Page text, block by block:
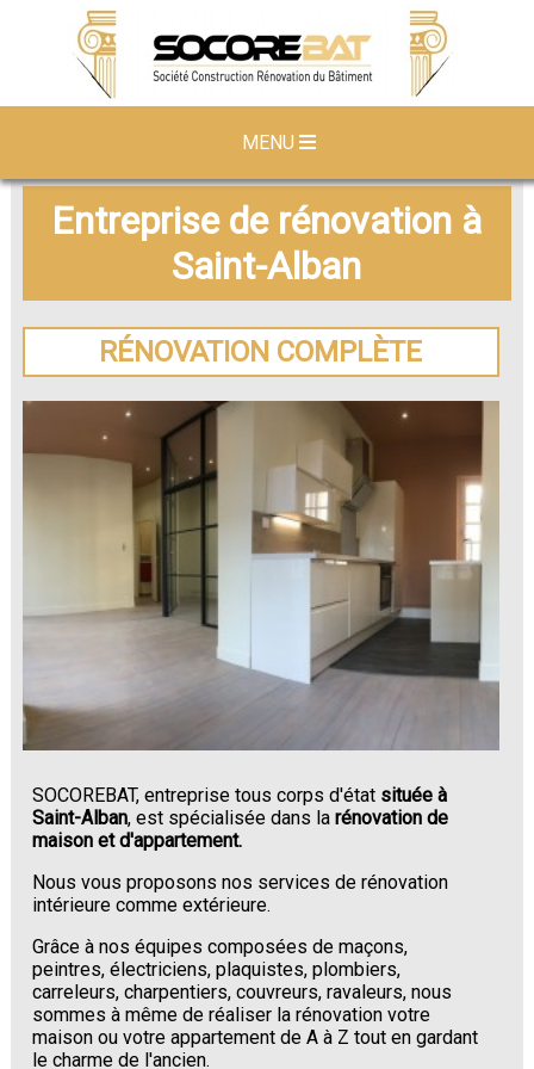
MENU
Entreprise de rénovation à
Saint-Alban
RÉNOVATION COMPLÈTE
SOCOREBAT, entreprise tous corps d'état située à
Saint-Alban, est spécialisée dans larénovation de
maison et d'appartement.
Nous vous proposons nos services de rénovation
intérieure comme extérieure.
Grâce à nos équipes composées de maçons,
peintres, électriciens, plaquistes, plombiers,
carreleurs, charpentiers, couvreurs, ravaleurs, nous
sommes à même de réaliser la rénovation votre
maison ou votre appartement de A à Z tout en gardant
le charme de l'ancien.